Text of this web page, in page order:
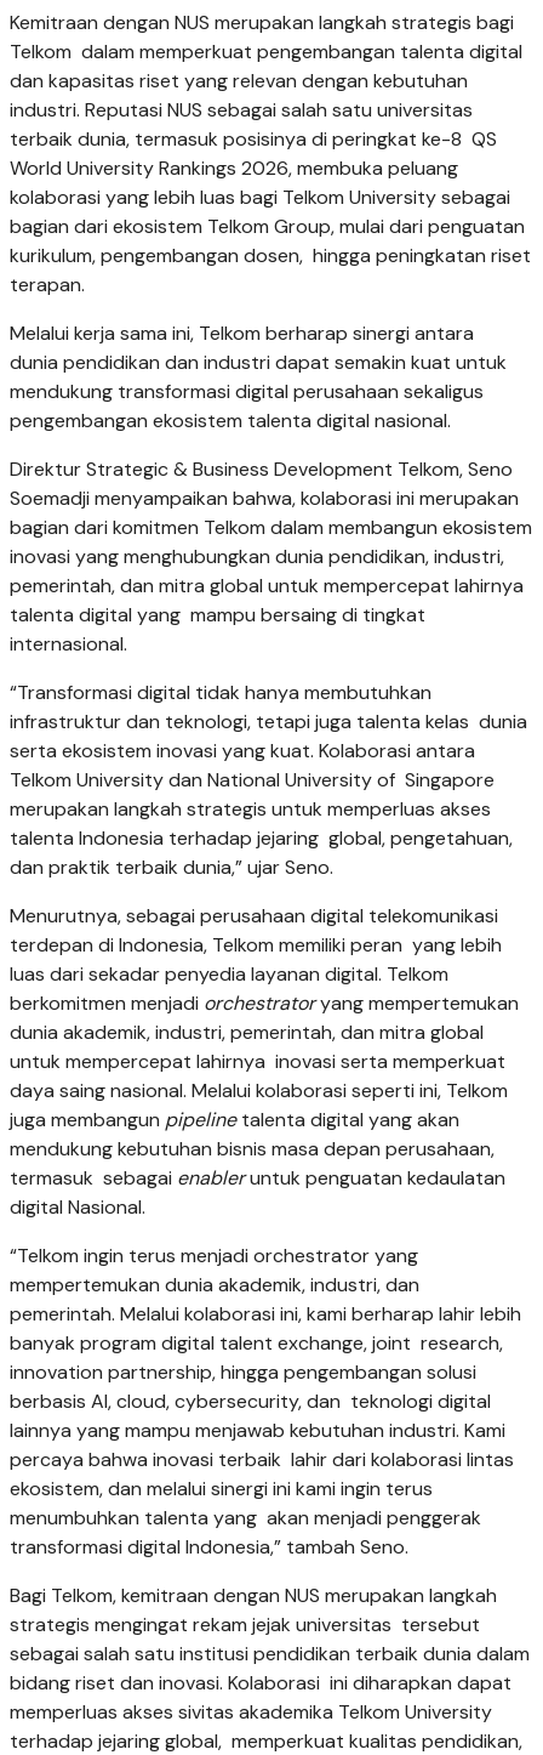
Kemitraan dengan NUS merupakan langkah strategis bagi
Telkom dalam memperkuat pengembangan talenta digital
dan kapasitas riset yang relevan dengan kebutuhan
industri. Reputasi NUS sebagai salah satu universitas
terbaik dunia, termasuk posisinya di peringkat ke-8 QS
World University Rankings 2026, membuka peluang
kolaborasi yang lebih luas bagi Telkom University sebagai
bagian dari ekosistem Telkom Group, mulai dari penguatan
kurikulum, pengembangan dosen, hingga peningkatan riset
terapan.
Melalui kerja sama ini, Telkom berharap sinergi antara
dunia pendidikan dan industri dapat semakin kuat untuk
mendukung transformasi digital perusahaan sekaligus
pengembangan ekosistem talenta digital nasional.
Direktur Strategic & Business Development Telkom, Seno
Soemadji menyampaikan bahwa, kolaborasi ini merupakan
bagian dari komitmen Telkom dalam membangun ekosistem
inovasi yang menghubungkan dunia pendidikan, industri,
pemerintah, dan mitra global untuk mempercepat lahirnya
talenta digital yang mampu bersaing di tingkat
internasional.
“Transformasi digital tidak hanya membutuhkan
infrastruktur dan teknologi, tetapi juga talenta kelas dunia
serta ekosistem inovasi yang kuat. Kolaborasi antara
Telkom University dan National University of Singapore
merupakan langkah strategis untuk memperluas akses
talenta Indonesia terhadap jejaring global, pengetahuan,
dan praktik terbaik dunia,” ujar Seno.
Menurutnya, sebagai perusahaan digital telekomunikasi
terdepan di Indonesia, Telkom memiliki peran yang lebih
luas dari sekadar penyedia layanan digital. Telkom
berkomitmen menjadi orchestratoryang mempertemukan
dunia akademik, industri, pemerintah, dan mitra global
untuk mempercepat lahirnya inovasi serta memperkuat
daya saing nasional. Melalui kolaborasi seperti ini, Telkom
juga membangun pipelinetalenta digital yang akan
mendukung kebutuhan bisnis masa depan perusahaan,
termasuk sebagai enableruntuk penguatan kedaulatan
digital Nasional.
“Telkom ingin terus menjadi orchestrator yang
mempertemukan dunia akademik, industri, dan
pemerintah. Melalui kolaborasi ini, kami berharap lahir lebih
banyak program digital talent exchange, joint research,
innovation partnership, hingga pengembangan solusi
berbasis AI, cloud, cybersecurity, dan teknologi digital
lainnya yang mampu menjawab kebutuhan industri. Kami
percaya bahwa inovasi terbaik lahir dari kolaborasi lintas
ekosistem, dan melalui sinergi ini kami ingin terus
menumbuhkan talenta yang akan menjadi penggerak
transformasi digital Indonesia,” tambah Seno.
Bagi Telkom, kemitraan dengan NUS merupakan langkah
strategis mengingat rekam jejak universitas tersebut
sebagai salah satu institusi pendidikan terbaik dunia dalam
bidang riset dan inovasi. Kolaborasi ini diharapkan dapat
memperluas akses sivitas akademika Telkom University
terhadap jejaring global, memperkuat kualitas pendidikan,